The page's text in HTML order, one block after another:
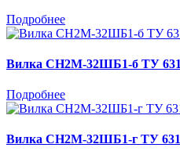
Подробнее
Вилка СН2М-32ШБ1-б ТУ
Подробнее
Вилка СН2М-32ШБ1-г ТУ